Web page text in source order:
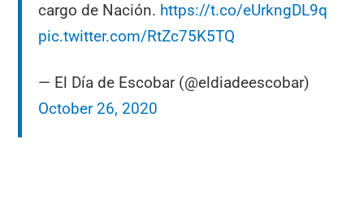
cargo de Nación. https://t.co/eUrkngDL9q
pic.twitter.com/RtZc75K5TQ
— El Día de Escobar (@eldiadeescobar)
October 26, 2020